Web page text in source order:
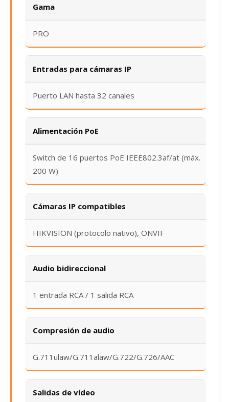
Gama
PRO
Entradas para cámaras IP
Puerto LAN hasta 32 canales
Alimentación PoE
Switch de 16 puertos PoE IEEE802.3af/at (máx.
200 W)
Cámaras IP compatibles
HIKVISION (protocolo nativo), ONVIF
Audio bidireccional
1 entrada RCA / 1 salida RCA
Compresión de audio
G.711ulaw/G.711alaw/G.722/G.726/AAC
Salidas de vídeo